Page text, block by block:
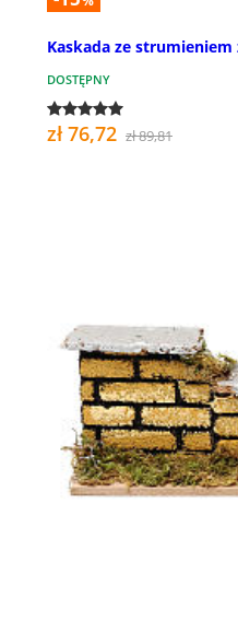
Kaskada ze strumieniem
DOSTĘPNY
zł 76,72 zł 89,81